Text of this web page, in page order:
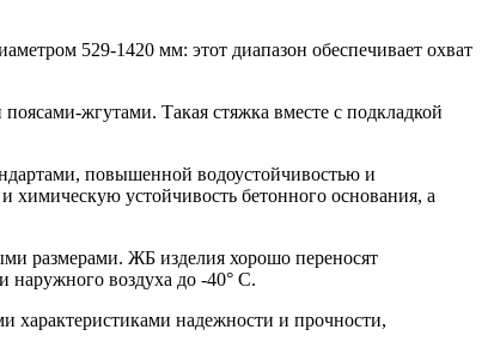
529-1420 мм: этот диапазон обеспечивает охват
жгутами. Такая стяжка вместе с подкладкой
повышенной водоустойчивостью и
химическую устойчивость бетонного основания, а
размерами. ЖБ изделия хорошо переносят
наружного воздуха до -40° С.
характеристиками надежности и прочности,